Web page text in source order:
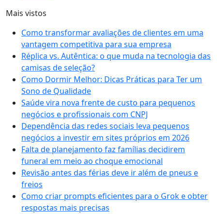
Mais vistos
Como transformar avaliações de clientes em uma
vantagem competitiva para sua empresa
Réplica vs. Autêntica: o que muda na tecnologia das
camisas de seleção?
Como Dormir Melhor: Dicas Práticas para Ter um
Sono de Qualidade
Saúde vira nova frente de custo para pequenos
negócios e profissionais com CNPJ
Dependência das redes sociais leva pequenos
negócios a investir em sites próprios em 2026
Falta de planejamento faz famílias decidirem
funeral em meio ao choque emocional
Revisão antes das férias deve ir além de pneus e
freios
Como criar prompts eficientes para o Grok e obter
respostas mais precisas